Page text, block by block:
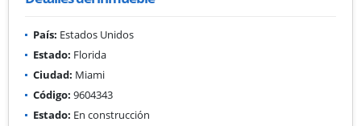
País: Estados Unidos
Estado: Florida
Ciudad: Miami
Código: 9604343
Estado: En construcción